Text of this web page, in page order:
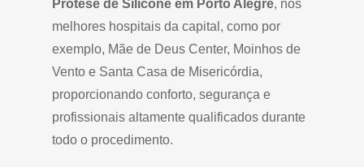
Prótese de Silicone em Porto Alegre, nos
melhores hospitais da capital, como por
exemplo, Mãe de Deus Center, Moinhos de
Vento e Santa Casa de Misericórdia,
proporcionando conforto, segurança e
profissionais altamente qualificados durante
todo o procedimento.